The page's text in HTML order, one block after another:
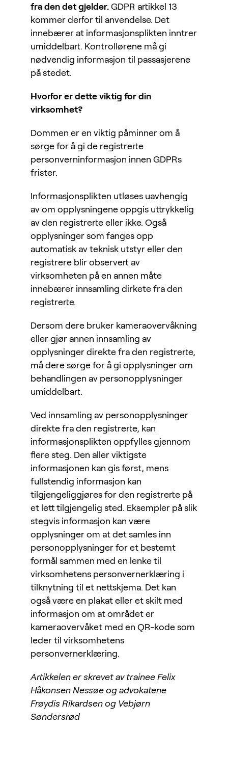
fra den det gjelder. GDPR artikkel 13
kommer derfor til anvendelse. Det
innebærer at informasjonsplikten inntrer
umiddelbart. Kontrollørene må gi
nødvendig informasjon til passasjerene
på stedet.
Hvorfor er dette viktig for din
virksomhet?
Dommen er en viktig påminner om å
sørge for å gi de registrerte
personverninformasjon innen GDPRs
frister.
Informasjonsplikten utløses uavhengig
av om opplysningene oppgis uttrykkelig
av den registrerte eller ikke. Også
opplysninger som fanges opp
automatisk av teknisk utstyr eller den
registrere blir observert av
virksomheten på en annen måte
innebærer innsamling dirkete fra den
registrerte.
Dersom dere bruker kameraovervåkning
eller gjør annen innsamling av
opplysninger direkte fra den registrerte,
må dere sørge for å gi opplysninger om
behandlingen av personopplysninger
umiddelbart.
Ved innsamling av personopplysninger
direkte fra den registrerte, kan
informasjonsplikten oppfylles gjennom
flere steg. Den aller viktigste
informasjonen kan gis først, mens
fullstendig informasjon kan
tilgjengeliggjøres for den registrerte på
et lett tilgjengelig sted. Eksempler på slik
stegvis informasjon kan være
opplysninger om at det samles inn
personopplysninger for et bestemt
formål sammen med en lenke til
virksomhetens personvernerklæring i
tilknytning til et nettskjema. Det kan
også være en plakat eller et skilt med
informasjon om at området er
kameraovervåket med en QR-kode som
leder til virksomhetens
personvernerklæring.
Artikkelen er skrevet av trainee Felix
Håkonsen Nessøe og advokatene
Frøydis Rikardsen og Vebjørn
Søndersrød